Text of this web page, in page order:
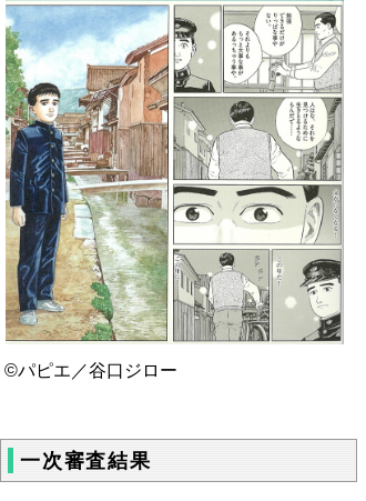
©パピエ／谷口ジロー
一次審査結果